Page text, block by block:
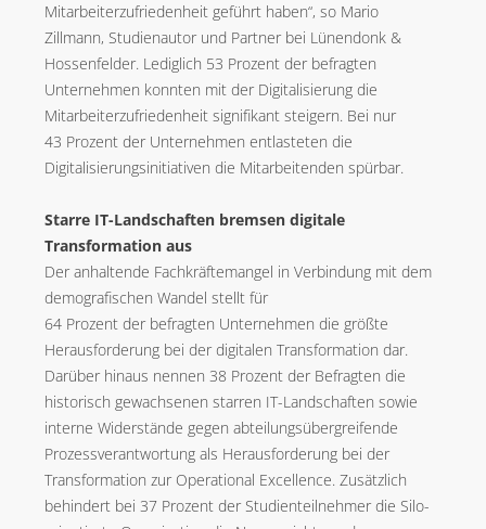
Mitarbeiterzufriedenheit geführt haben“, so Mario
Zillmann, Studienautor und Partner bei Lünendonk &
Hossenfelder. Lediglich 53 Prozent der befragten
Unternehmen konnten mit der Digitalisierung die
Mitarbeiterzufriedenheit signifikant steigern. Bei nur
43 Prozent der Unternehmen entlasteten die
Digitalisierungsinitiativen die Mitarbeitenden spürbar.
Starre IT-Landschaften bremsen digitale
Transformation aus
Der anhaltende Fachkräftemangel in Verbindung mit dem
demografischen Wandel stellt für
64 Prozent der befragten Unternehmen die größte
Herausforderung bei der digitalen Transformation dar.
Darüber hinaus nennen 38 Prozent der Befragten die
historisch gewachsenen starren IT-Landschaften sowie
interne Widerstände gegen abteilungsübergreifende
Prozessverantwortung als Herausforderung bei der
Transformation zur Operational Excellence. Zusätzlich
behindert bei 37 Prozent der Studienteilnehmer die Silo-